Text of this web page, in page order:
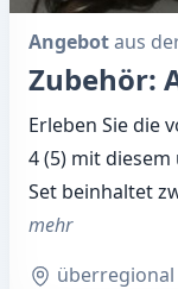
Angebotaus
Zubehör:
Erleben Sie die
4 (5) mit
Set beinhaltet
mehr
überregional